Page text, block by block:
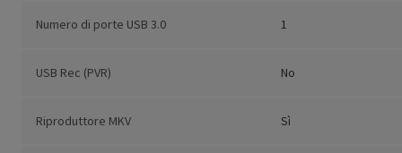
Numero di porte USB 3.0 1
USB Rec (PVR) No
Riproduttore MKV Sì